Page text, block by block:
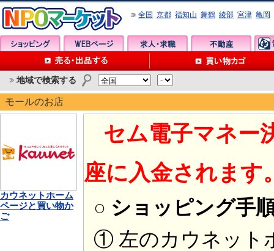
全国 京都 福知山 舞鶴 綾部 宮津 亀岡
地域で検索する
モールのお店
カウネットホーム
ページと買い物か
ご
セム電子マネー
座に入金されます
○ ショッピング手
① 左のカウネット